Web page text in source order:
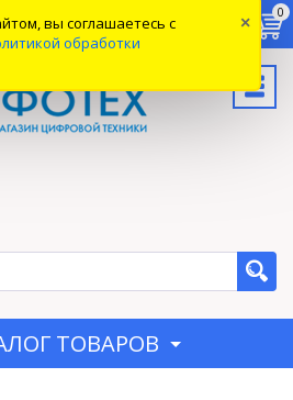
вы соглашаетесь с
обработки
×
0
ТОВАРОВ